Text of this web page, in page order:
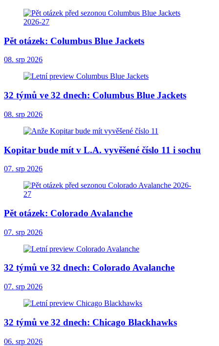
Pět otázek: Columbus Blue Jackets
08. srp 2026
32 týmů ve 32 dnech: Columbus Blue Jackets
08. srp 2026
Kopitar bude mít v L.A. vyvěšené číslo 11 i sochu
07. srp 2026
Pět otázek: Colorado Avalanche
07. srp 2026
32 týmů ve 32 dnech: Colorado Avalanche
07. srp 2026
32 týmů ve 32 dnech: Chicago Blackhawks
06. srp 2026